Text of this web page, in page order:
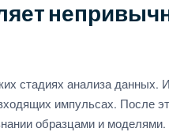
стадиях анализа данных.
импульсах. После
образцами и моделями.